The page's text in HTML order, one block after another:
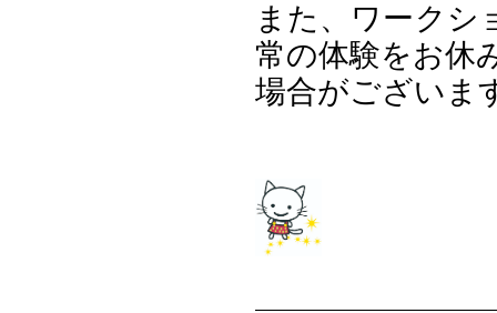
また、ワークシ
常の体験をお休
場合がございま